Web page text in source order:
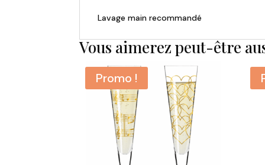
Lavage main recommandé
Vous aimerez peut-être
Promo !